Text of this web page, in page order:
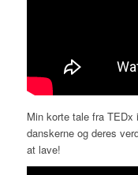
Min korte tale fra
danskerne og deres
at lave!